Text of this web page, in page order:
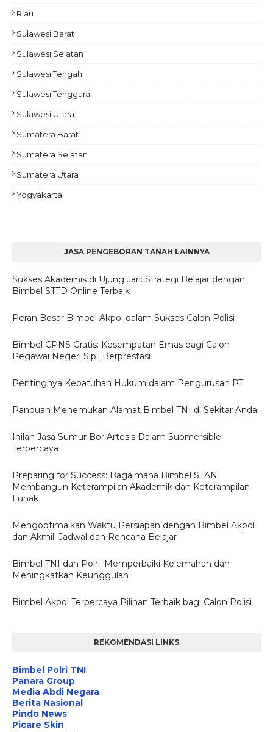
Riau
Sulawesi Barat
Sulawesi Selatan
Sulawesi Tengah
Sulawesi Tenggara
Sulawesi Utara
Sumatera Barat
Sumatera Selatan
Sumatera Utara
Yogyakarta
JASA PENGEBORAN TANAH LAINNYA
Sukses Akademis di Ujung Jari: Strategi Belajar dengan
Bimbel STTD Online Terbaik
Peran Besar Bimbel Akpol dalam Sukses Calon Polisi
Bimbel CPNS Gratis: Kesempatan Emas bagi Calon
Pegawai Negeri Sipil Berprestasi
Pentingnya Kepatuhan Hukum dalam Pengurusan PT
Panduan Menemukan Alamat Bimbel TNI di Sekitar Anda
Inilah Jasa Sumur Bor Artesis Dalam Submersible
Terpercaya
Preparing for Success: Bagaimana Bimbel STAN
Membangun Keterampilan Akademik dan Keterampilan
Lunak
Mengoptimalkan Waktu Persiapan dengan Bimbel Akpol
dan Akmil: Jadwal dan Rencana Belajar
Bimbel TNI dan Polri: Memperbaiki Kelemahan dan
Meningkatkan Keunggulan
Bimbel Akpol Terpercaya Pilihan Terbaik bagi Calon Polisi
REKOMENDASI LINKS
Bimbel Polri TNI
Panara Group
Media Abdi Negara
Berita Nasional
Pindo News
Picare Skin